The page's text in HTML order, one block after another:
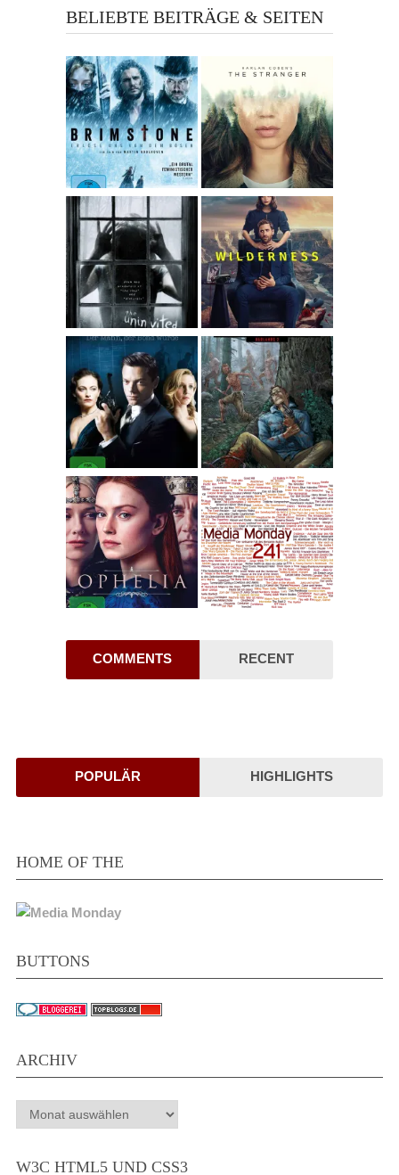
BELIEBTE BEITRÄGE & SEITEN
COMMENTS RECENT
POPULÄR HIGHLIGHTS
HOME OF THE
BUTTONS
ARCHIV
Archiv
W3C HTML5 UND CSS3